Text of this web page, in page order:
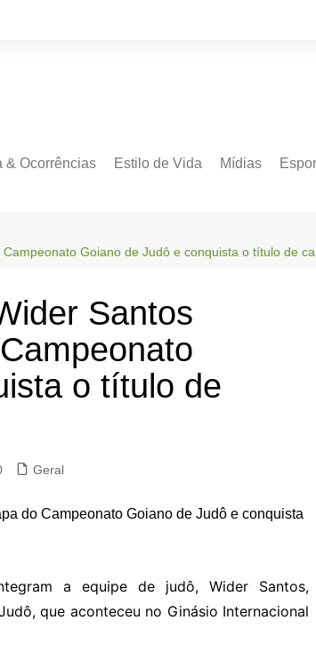
& Ocorrências Estilo de Vida Mídias
Goiano de Judô e conquista o título de
Santos
o título de
Geral
a equipe de judô, Wider Santos,
que aconteceu no Ginásio Internacional